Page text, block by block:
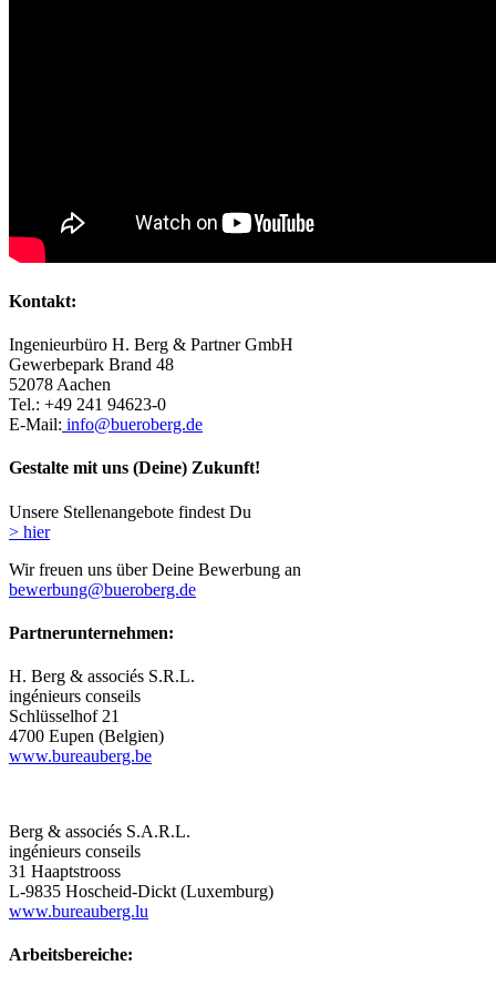
Kontakt:
Ingenieurbüro H. Berg & Partner GmbH
Gewerbepark Brand 48
52078 Aachen
Tel.: +49 241 94623-0
E-Mail: info@bueroberg.de
Gestalte mit uns (Deine) Zukunft!
Unsere Stellenangebote findest Du
> hier
Wir freuen uns über Deine Bewerbung an
bewerbung@bueroberg.de
Partnerunternehmen:
H. Berg & associés S.R.L.
ingénieurs conseils
Schlüsselhof 21
4700 Eupen (Belgien)
www.bureauberg.be
Berg & associés S.A.R.L.
ingénieurs conseils
31 Haaptstrooss
L-9835 Hoscheid-Dickt (Luxemburg)
www.bureauberg.lu
Arbeitsbereiche: